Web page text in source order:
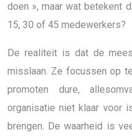
doen », maar wat betekent
15, 30 of 45 medewerkers?
De realiteit is dat de
misslaan. Ze focussen op
promoten dure,
organisatie niet klaar voor
brengen. De waarheid is